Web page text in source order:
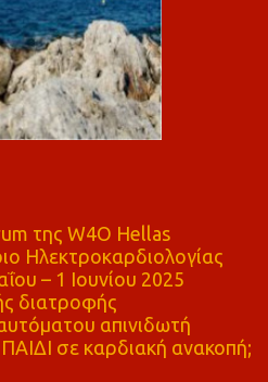
της W4O Hellas
Ηλεκτροκαρδιολογίας
– 1 Ιουνίου 2025
διατροφής
απινιδωτή
σε καρδιακή ανακοπή;